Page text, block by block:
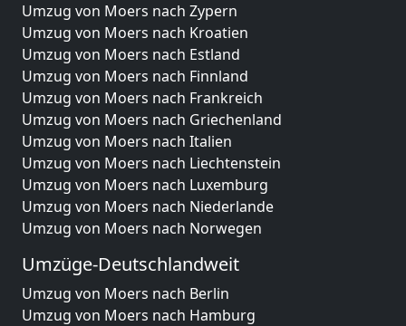
Umzug von Moers nach Zypern
Umzug von Moers nach Kroatien
Umzug von Moers nach Estland
Umzug von Moers nach Finnland
Umzug von Moers nach Frankreich
Umzug von Moers nach Griechenland
Umzug von Moers nach Italien
Umzug von Moers nach Liechtenstein
Umzug von Moers nach Luxemburg
Umzug von Moers nach Niederlande
Umzug von Moers nach Norwegen
Umzüge-Deutschlandweit
Umzug von Moers nach Berlin
Umzug von Moers nach Hamburg